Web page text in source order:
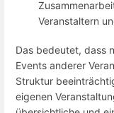
Veranstaltern
Das bedeutet, dass
Events anderer
Struktur
eigenen